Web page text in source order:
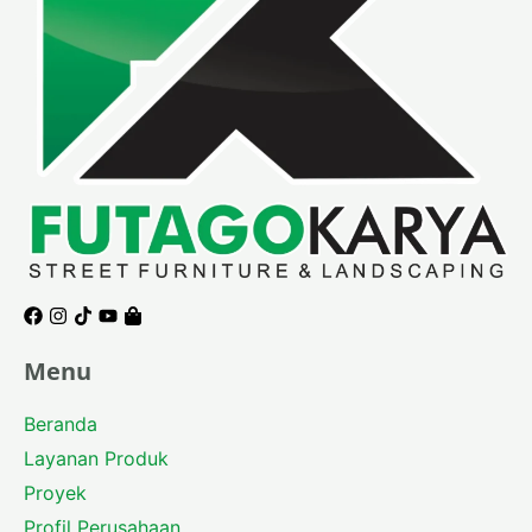
Facebook
Instagram
Tiktok
Youtube
Shopping-
Menu
Beranda
Layanan Produk
Proyek